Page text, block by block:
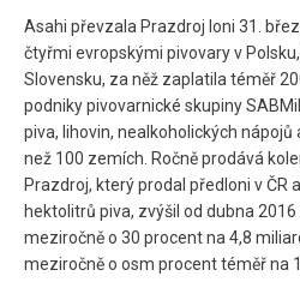
Asahi převzala Prazdroj loni 31.
čtyřmi evropskými pivovary v
Slovensku, za něž zaplatila téměř
podniky pivovarnické skupiny
piva, lihovin, nealkoholických nápojů
než 100 zemích. Ročně prodává
Prazdroj, který prodal předloni v ČR
hektolitrů piva, zvýšil od dubna
meziročně o 30 procent na 4,8
meziročně o osm procent téměř na